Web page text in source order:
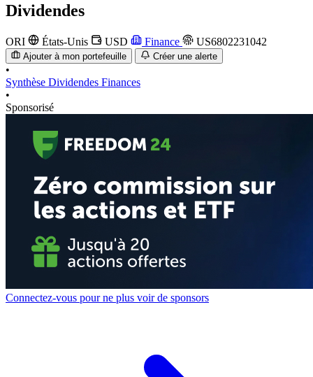
Dividendes
ORI États-Unis USD Finance US6802231042
Ajouter à mon portefeuille Créer une alerte
•
Synthèse Dividendes Finances
•
Sponsorisé
Connectez-vous pour ne plus voir de sponsors